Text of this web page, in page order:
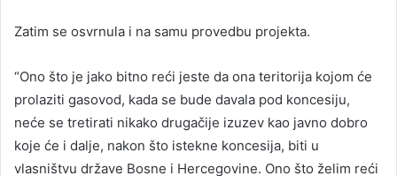
Zatim se osvrnula i na samu provedbu projekta.
“Ono što je jako bitno reći jeste da ona teritorija kojom će
prolaziti gasovod, kada se bude davala pod koncesiju,
neće se tretirati nikako drugačije izuzev kao javno dobro
koje će i dalje, nakon što istekne koncesija, biti u
vlasništvu države Bosne i Hercegovine. Ono što želim reći